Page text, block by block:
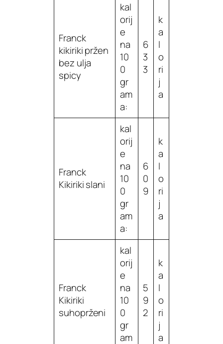
Franck
kikiriki pržen
bez ulja
spicy
kal
orij
e
na
10
0
gr
am
a:
6
3
3
k
a
l
o
ri
j
a
Franck
Kikiriki slani
kal
orij
e
na
10
0
gr
am
a:
6
0
9
k
a
l
o
ri
j
a
Franck
Kikiriki
suhoprženi
kal
orij
e
na
10
0
gr
am
5
9
2
k
a
l
o
ri
j
a